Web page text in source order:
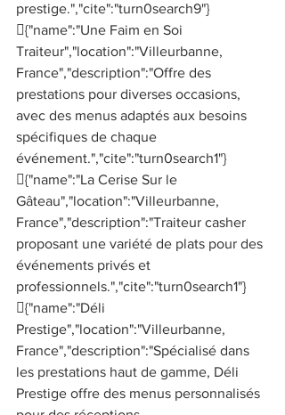
prestige.","cite":"turn0search9"}
{"name":"Une Faim en Soi
Traiteur","location":"Villeurbanne,
France","description":"Offre des
prestations pour diverses occasions,
avec des menus adaptés aux besoins
spécifiques de chaque
événement.","cite":"turn0search1"}
{"name":"La Cerise Sur le
Gâteau","location":"Villeurbanne,
France","description":"Traiteur casher
proposant une variété de plats pour des
événements privés et
professionnels.","cite":"turn0search1"}
{"name":"Déli
Prestige","location":"Villeurbanne,
France","description":"Spécialisé dans
les prestations haut de gamme, Déli
Prestige offre des menus personnalisés